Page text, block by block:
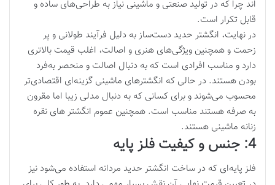
اند چرا که در تولید صنعتی و ماشینی نیاز به طراحی‌های ساده و
قابل تکرار است.
در نهایت، انگشتر حدید دست‌ساز به دلیل فرآیند طولانی و پر
زحمت و همچنین ویژگی‌های هنری و اصالت، اغلب قیمت بالاتری
دارد و مناسب افرادی است که به دنبال اصالت و منحصر به‌فرد
بودن هستند. در حالی که انگشترهای ماشینی گزینه‌ای اقتصادی‌تر
محسوب می‌شوند و برای کسانی که به دنبال مدلی زیبا اما مقرون
به صرفه هستند مناسب است. همچنین عموم انگشتر های نقره
زنانه ماشینی هستند.
4: جنس و کیفیت فلز پایه
فلز پایه‌ای که در ساخت انگشتر حدید مردانه استفاده می‌شود نیز